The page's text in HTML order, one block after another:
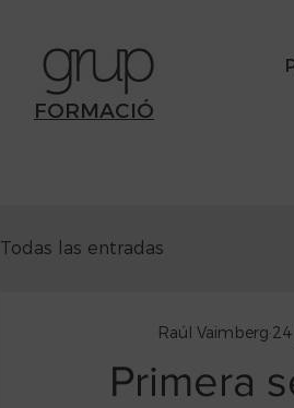
FORMACIÓ
Todas las entradas
Primera
Raúl Vaimberg